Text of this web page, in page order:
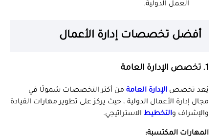
العمل الدولية.
أفضل تخصصات إدارة الأعمال
1. تخصص الإدارة العامة
يُعد تخصص الإدارة العامة من أكثر التخصصات شمولًا في
مجال إدارة الأعمال الدولية ، حيث يركز على تطوير مهارات القيادة
والإشراف والتخطيط الاستراتيجي.
المهارات المكتسبة: